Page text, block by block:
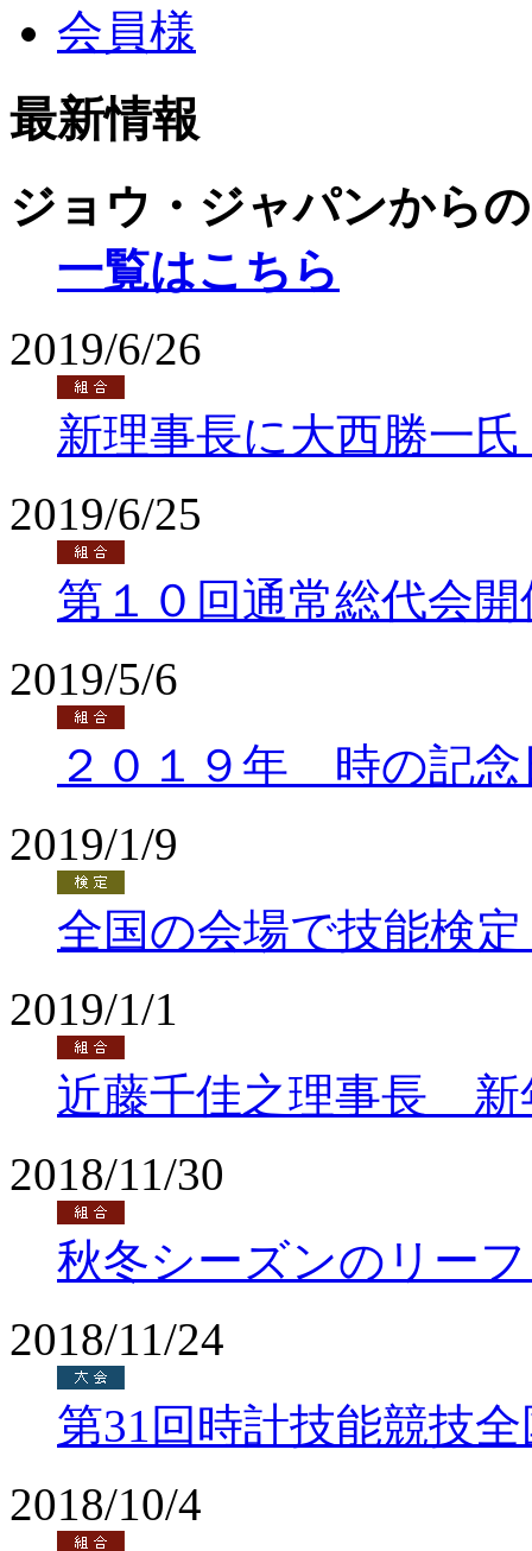
最新情報
ジョウ・ジャパンから
一覧はこちら
2019/6/26
新理事長に大西勝一
2019/6/25
第１０回通常総代会開
2019/5/6
２０１９年 時の記
2019/1/9
全国の会場で技能検
2019/1/1
近藤千佳之理事長 新
2018/11/30
秋冬シーズンのリー
2018/11/24
第31回時計技能競技
2018/10/4